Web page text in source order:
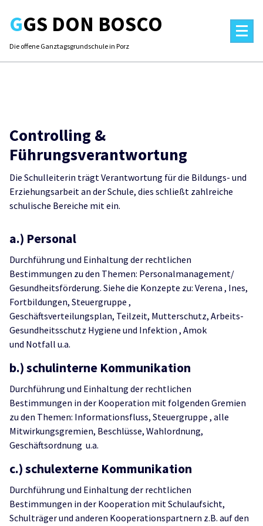
contentGGS DON BOSCO
Die offene Ganztagsgrundschule in Porz
Controlling &
Führungsverantwortung
Die Schulleiterin trägt Verantwortung für die Bildungs- und
Erziehungsarbeit an der Schule, dies schließt zahlreiche
schulische Bereiche mit ein.
a.) Personal
Durchführung und Einhaltung der rechtlichen
Bestimmungen zu den Themen: Personalmanagement/
Gesundheitsförderung. Siehe die Konzepte zu: Verena , Ines,
Fortbildungen, Steuergruppe ,
Geschäftsverteilungsplan, Teilzeit, Mutterschutz, Arbeits-
Gesundheitsschutz Hygiene und Infektion , Amok
und Notfall u.a.
b.) schulinterne Kommunikation
Durchführung und Einhaltung der rechtlichen
Bestimmungen in der Kooperation mit folgenden Gremien
zu den Themen: Informationsfluss, Steuergruppe , alle
Mitwirkungsgremien, Beschlüsse, Wahlordnung,
Geschäftsordnung u.a.
c.) schulexterne Kommunikation
Durchführung und Einhaltung der rechtlichen
Bestimmungen in der Kooperation mit Schulaufsicht,
Schulträger und anderen Kooperationspartnern z.B. auf den